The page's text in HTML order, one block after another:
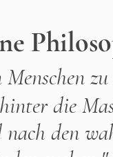
die
nach den